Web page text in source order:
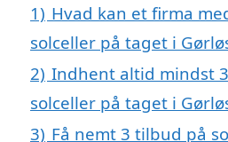
1) Hvad kan et firma
solceller på taget i
2) Indhent altid mindst
solceller på taget i
3) Få nemt 3 tilbud på